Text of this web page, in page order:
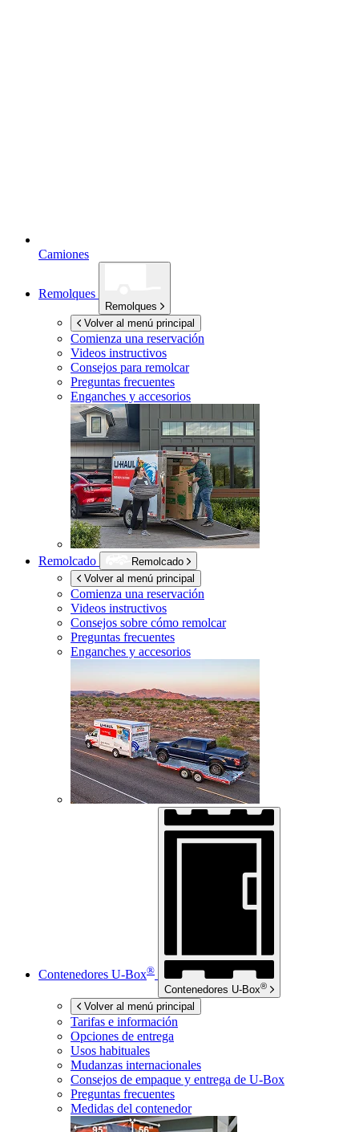
Camiones
Remolques
Remolques
Volver al menú principal
Comienza una reservación
Videos instructivos
Consejos para remolcar
Preguntas frecuentes
Enganches y accesorios
Remolcado
Remolcado
Volver al menú principal
Comienza una reservación
Videos instructivos
Consejos sobre cómo remolcar
Preguntas frecuentes
Enganches y accesorios
Contenedores U-Box®
Contenedores U-Box®
Volver al menú principal
Tarifas e información
Opciones de entrega
Usos habituales
Mudanzas internacionales
Consejos de empaque y entrega de U-Box
Preguntas frecuentes
Medidas del contenedor